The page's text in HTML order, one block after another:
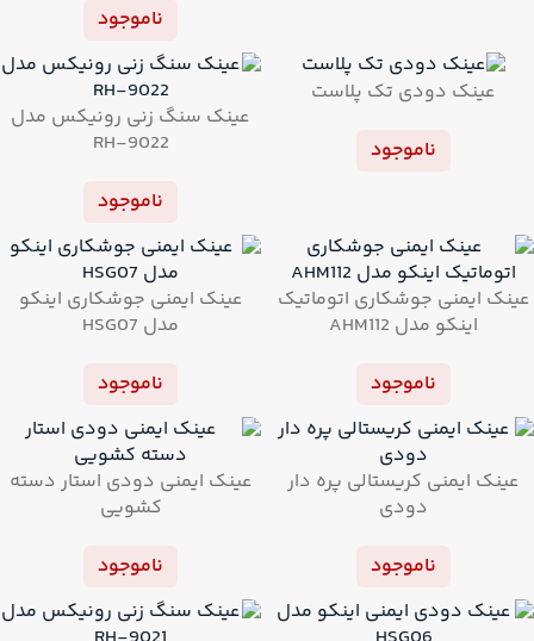
ناموجود
عینک دودی تک پلاست
ناموجود
عینک سنگ زنی رونیکس مدل
RH-9022
ناموجود
عینک ایمنی جوشکاری اتوماتیک
اینکو مدل AHM112
ناموجود
عینک ایمنی جوشکاری اینکو
مدل HSG07
ناموجود
عینک ایمنی کریستالی پره دار
دودی
ناموجود
عینک ایمنی دودی استار دسته
کشویی
ناموجود